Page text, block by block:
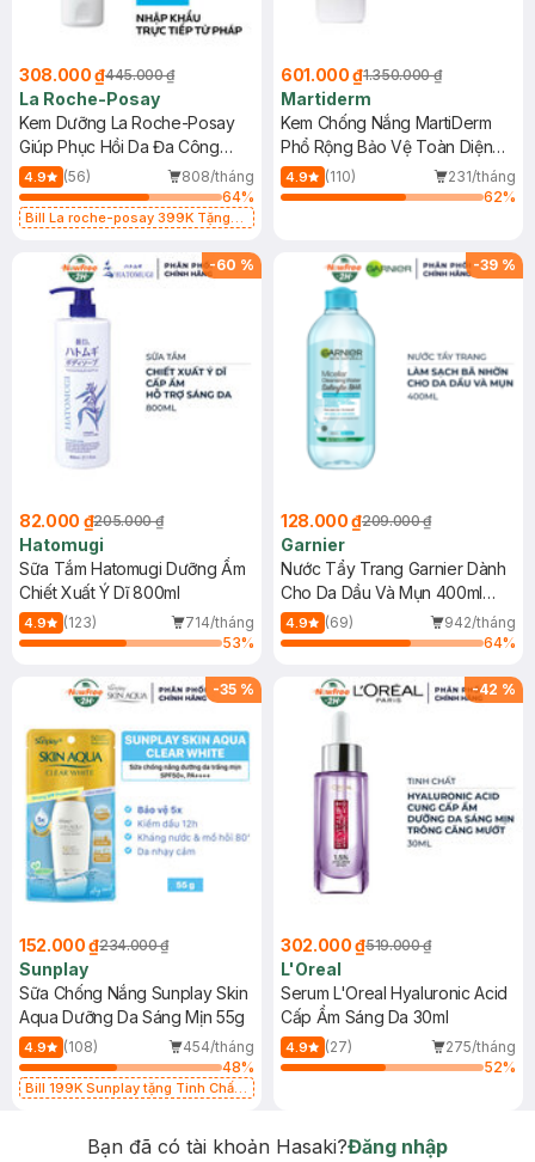
308.000 ₫445.000 ₫
La Roche-Posay
Kem Dưỡng La Roche-Posay
Giúp Phục Hồi Da Đa Công
Dụng 40ml
4.9 (56)
808/tháng
64%
Bill La roche-posay 399K Tặng
(SL có hạn)
601.000 ₫1.350.000 ₫
Martiderm
Kem Chống Nắng MartiDerm
Phổ Rộng Bảo Vệ Toàn Diện
40ml
4.9 (110)
231/tháng
62%
-60 %
82.000 ₫205.000 ₫
Hatomugi
Sữa Tắm Hatomugi Dưỡng Ẩm
Chiết Xuất Ý Dĩ 800ml
4.9 (123)
714/tháng
53%
-39 %
128.000 ₫209.000 ₫
Garnier
Nước Tẩy Trang Garnier Dành
Cho Da Dầu Và Mụn 400ml
(Mới)
4.9 (69)
942/tháng
64%
-35 %
152.000 ₫234.000 ₫
Sunplay
Sữa Chống Nắng Sunplay Skin
Aqua Dưỡng Da Sáng Mịn 55g
4.9 (108)
454/tháng
48%
Bill 199K Sunplay tặng Tinh Chất
-42 %
302.000 ₫519.000 ₫
L'Oreal
Serum L'Oreal Hyaluronic Acid
Cấp Ẩm Sáng Da 30ml
4.9 (27)
275/tháng
52%
Bạn đã có tài khoản Hasaki?Đăng nhập